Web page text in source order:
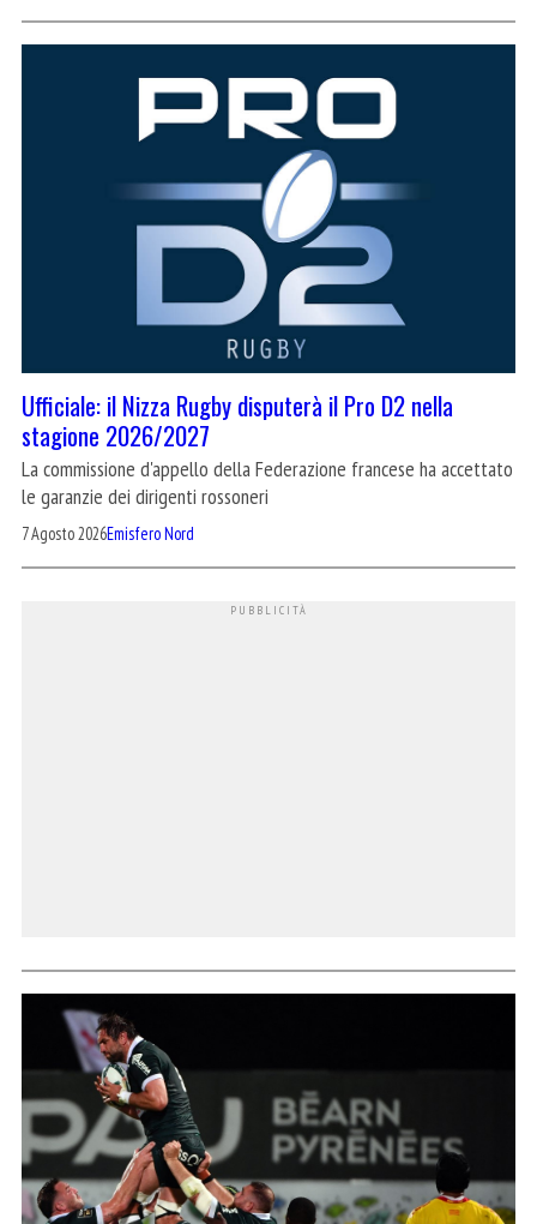
Ufficiale: il Nizza Rugby disputerà il Pro D2 nella
stagione 2026/2027
La commissione d'appello della Federazione francese ha accettato
le garanzie dei dirigenti rossoneri
7 Agosto 2026Emisfero Nord